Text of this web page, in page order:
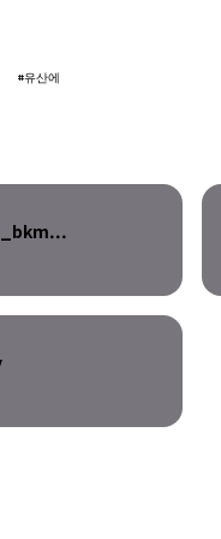
#유산에
]_bkm...